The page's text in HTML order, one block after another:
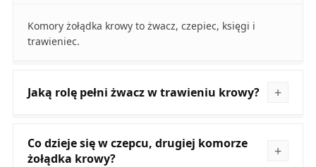
Komory żołądka krowy to żwacz, czepiec, księgi i
trawieniec.
Jaką rolę pełni żwacz w trawieniu krowy?
Co dzieje się w czepcu, drugiej komorze
żołądka krowy?